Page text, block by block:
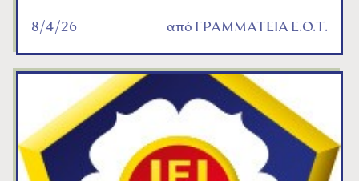
8/4/26 από ΓΡΑΜΜΑΤΕΙΑ Ε.Ο.Τ.